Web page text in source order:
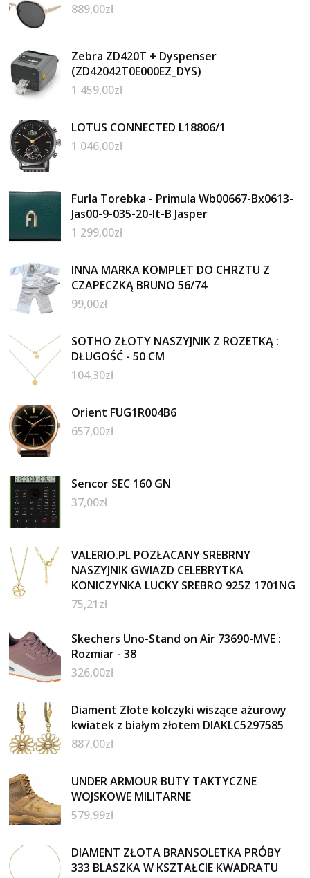
889,00zł
Zebra ZD420T + Dyspenser
(ZD42042T0E000EZ_DYS)
1 459,00zł
LOTUS CONNECTED L18806/1
1 046,00zł
Furla Torebka - Primula Wb00667-Bx0613-
Jas00-9-035-20-It-B Jasper
1 299,00zł
INNA MARKA KOMPLET DO CHRZTU Z
CZAPECZKĄ BRUNO 56/74
99,00zł
SOTHO ZŁOTY NASZYJNIK Z ROZETKĄ :
DŁUGOŚĆ - 50 CM
104,30zł
Orient FUG1R004B6
657,00zł
Sencor SEC 160 GN
37,00zł
VALERIO.PL POZŁACANY SREBRNY
NASZYJNIK GWIAZD CELEBRYTKA
KONICZYNKA LUCKY SREBRO 925Z 1701NG
75,21zł
Skechers Uno-Stand on Air 73690-MVE :
Rozmiar - 38
326,00zł
Diament Złote kolczyki wiszące ażurowy
kwiatek z białym złotem DIAKLC5297585
887,00zł
UNDER ARMOUR BUTY TAKTYCZNE
WOJSKOWE MILITARNE
579,99zł
DIAMENT ZŁOTA BRANSOLETKA PRÓBY
333 BLASZKA W KSZTAŁCIE KWADRATU